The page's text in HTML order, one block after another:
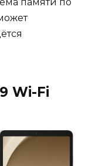
памяти по
Wi-Fi